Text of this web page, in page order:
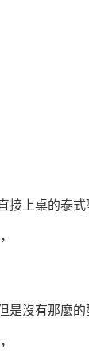
接上桌的泰式
是沒有那麼的